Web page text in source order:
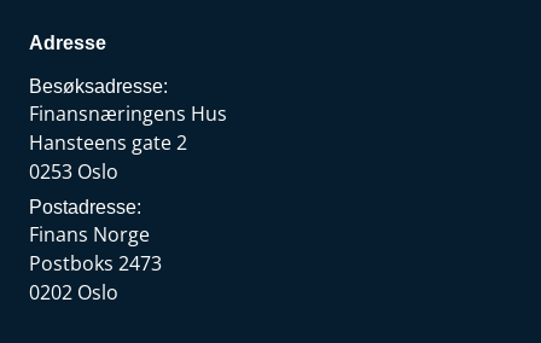
Adresse
Besøksadresse:
Finansnæringens Hus
Hansteens gate 2
0253 Oslo
Postadresse:
Finans Norge
Postboks 2473
0202 Oslo